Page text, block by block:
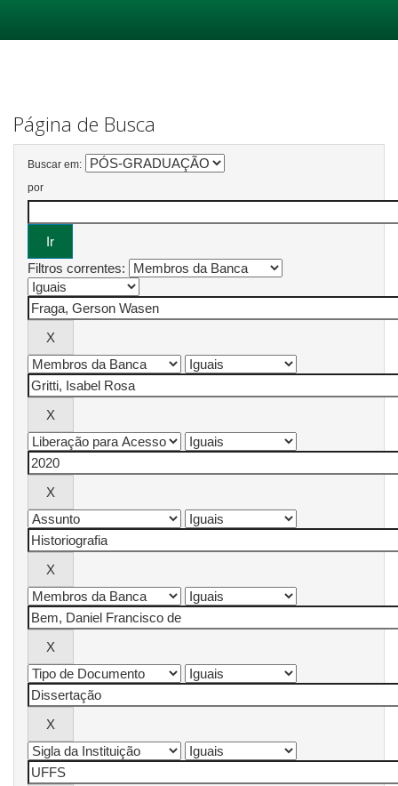
Página de Busca
Buscar em:
por
Filtros correntes: